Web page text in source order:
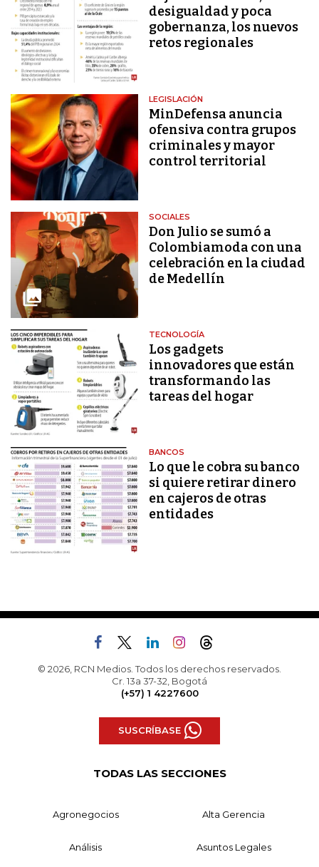
desigualdad y poca
gobernanza, los nuevos
retos regionales
LEGISLACIÓN
MinDefensa anuncia
ofensiva contra grupos
criminales y mayor
control territorial
SOCIALES
Don Julio se sumó a
Colombiamoda con una
celebración en la ciudad
de Medellín
TECNOLOGÍA
Los gadgets
innovadores que están
transformando las
tareas del hogar
BANCOS
Lo que le cobra su banco
si quiere retirar dinero
en cajeros de otras
entidades
© 2026, RCN Medios. Todos los derechos reservados.
Cr. 13a 37-32, Bogotá
(+57) 1 4227600
SUSCRÍBASE
TODAS LAS SECCIONES
Agronegocios Alta Gerencia
Análisis Asuntos Legales